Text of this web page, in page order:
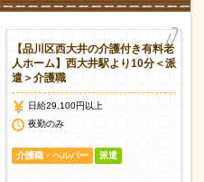
【品川区西大井の介護付き有料老
人ホーム】西大井駅より10分＜派
遣＞介護職
日給29,100円以上
夜勤のみ
介護職・ヘルパー 派遣